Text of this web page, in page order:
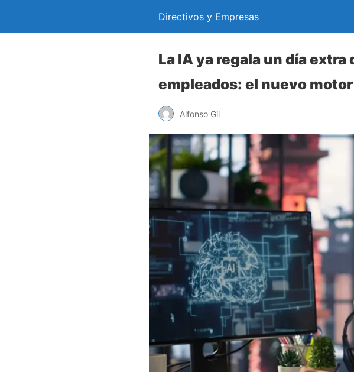
Directivos y Empresas
La IA ya regala un día
empleados: el nuevo
Alfonso Gil